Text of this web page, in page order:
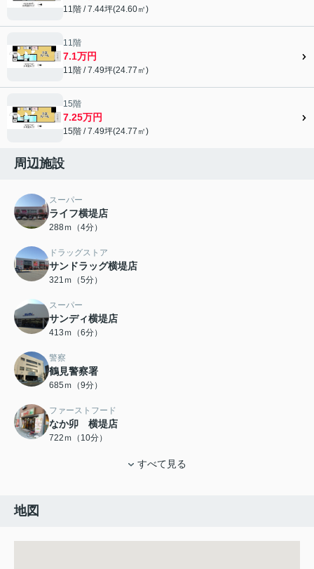
11階 / 7.44坪(24.60㎡)
11階
7.1万円
11階 / 7.49坪(24.77㎡)
15階
7.25万円
15階 / 7.49坪(24.77㎡)
周辺施設
スーパー
ライフ横堤店
288ｍ（4分）
ドラッグストア
サンドラッグ横堤店
321ｍ（5分）
スーパー
サンディ横堤店
413ｍ（6分）
警察
鶴見警察署
685ｍ（9分）
ファーストフード
なか卯 横堤店
722ｍ（10分）
すべて見る
地図